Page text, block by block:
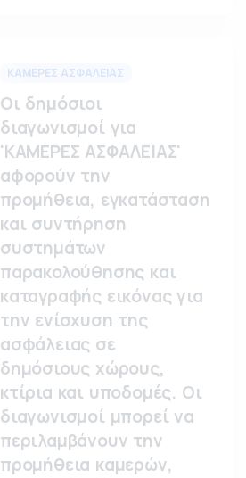
ΚΑΜΕΡΕΣ ΑΣΦΑΛΕΙΑΣ
Οι δημόσιοι
διαγωνισμοί για
'ΚΑΜΕΡΕΣ ΑΣΦΑΛΕΙΑΣ'
αφορούν την
προμήθεια, εγκατάσταση
και συντήρηση
συστημάτων
παρακολούθησης και
καταγραφής εικόνας για
την ενίσχυση της
ασφάλειας σε
δημόσιους χώρους,
κτίρια και υποδομές. Οι
διαγωνισμοί μπορεί να
περιλαμβάνουν την
προμήθεια καμερών,